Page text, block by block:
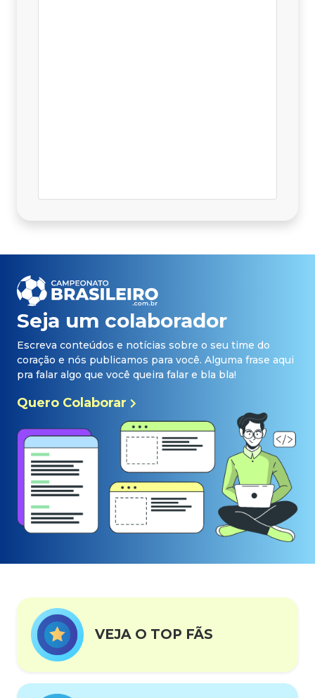
Seja um colaborador
Escreva conteúdos e notícias sobre o seu time do
coração e nós publicamos para você. Alguma frase aqui
pra falar algo que você queira falar e bla bla!
Quero Colaborar
VEJA O TOP FÃS